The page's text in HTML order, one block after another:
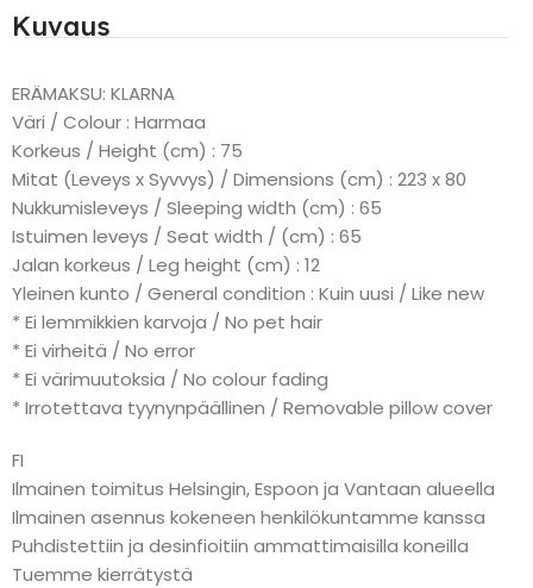
Kuvaus
ERÄMAKSU: KLARNA
Väri / Colour : Harmaa
Korkeus / Height (cm) : 75
Mitat (Leveys x Syvvys) / Dimensions (cm) : 223 x 80
Nukkumisleveys / Sleeping width (cm) : 65
Istuimen leveys / Seat width / (cm) : 65
Jalan korkeus / Leg height (cm) : 12
Yleinen kunto / General condition : Kuin uusi / Like new
* Ei lemmikkien karvoja / No pet hair
* Ei virheitä / No error
* Ei värimuutoksia / No colour fading
* Irrotettava tyynynpäällinen / Removable pillow cover
FI
Ilmainen toimitus Helsingin, Espoon ja Vantaan alueella
Ilmainen asennus kokeneen henkilökuntamme kanssa
Puhdistettiin ja desinfioitiin ammattimaisilla koneilla
Tuemme kierrätystä